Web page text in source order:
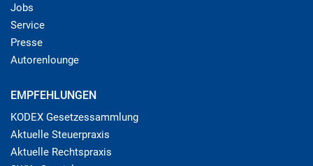
Jobs
Service
Presse
Autorenlounge
EMPFEHLUNGEN
KODEX Gesetzessammlung
Aktuelle Steuerpraxis
Aktuelle Rechtspraxis